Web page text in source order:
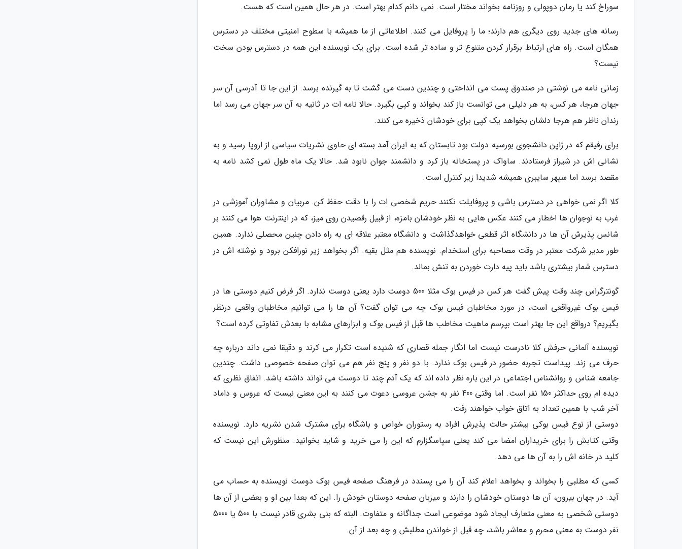
سوراخ کند یا رمان دوپولی و روزنامه بخواند مختار است. نمی دانم کدام بهتر است. در هر حال همین است که هست.
رسانه های جدید روی دیگری هم دارند؛ ما را پروفایل می کنند. اطلاعاتی از ما همیشه با سطوح امنیتی مختلف در دسترس
همگان است. راه های ارتباط برقرار کردن متنوع تر و ساده تر شده است. برای یک نویسنده این همه در دسترس بودن سخت
نیست؟
زمانی نامه می نوشتی در صندوق پست می انداختی و چندین دست می گشت تا به گیرنده برسد. از این جا تا آدرسی آن سر
جهان هرجا، هر کس، به هر دلیلی می توانست باز کند بخواند و کپی بگیرد. حالا نامه ات در ثانیه به آن سر جهان می رسد اما
رندان ناظر هم هرجا دلشان بخواهد یک کپی برای خودشان ذخیره می کنند.
برای رفیقم که در ژاپن دانشجوی بورسیه دولت بود تابستان که به ایران آمد بسته ای حاوی نشریات سیاسی از اروپا رسید و به
نشانی اش در شیراز فرستادند. ساواک در پستخانه باز کرد و دانشمند جوان نابود شد. حالا یک ماه طول نمی کشد نامه به
مقصد برسد اما سپهر سایبری همیشه شدیدا زیر کنترل است.
کلا اگر نمی خواهی در دسترس باشی و پروفایلت نکنند حریم شخصی ات را با دقت حفظ کن. مربیان و مشاوران آموزشی در
غرب به نوجوان ها اخطار می کنند عکس هایی به نظر خودشان بامزه، از قبیل رقصیدن روی میز، که در اینترنت هوا می کنند بر
شانس پذیرش آن ها در دانشگاه اثر قطعی خواهدگذاشت و دانشگاه معتبر علاقه ای به راه دادن چنین محصلی ندارد. همین
طور مدیر شرکت معتبر در وقت مصاحبه برای استخدام. نویسنده هم مثل بقیه. اگر بخواهد زیر نورافکن برود و نوشته اش در
دسترس شمار بیشتری باشد باید پیه دارت خوردن به تنش بمالد.
گونترگراس چند وقت پیش گفت هر کس در فیس بوک مثلا 500 دوست دارد یعنی دوست ندارد. اگر فرض کنیم دوستی ها در
فیس بوک غیرواقعی است، در مورد مخاطبان فیس بوک چه می توان گفت؟ آن ها را می توانیم مخاطبان واقعی درنظر
بگیریم؟ درواقع این جا بهتر است بپرسم ماهیت مخاطب ها قبل از فیس بوک و ابزارهای مشابه با بعدش تفاوتی کرده است؟
نویسنده آلمانی حرفش کلا نادرست نیست اما انگار جمله قصاری که شنیده است تکرار می کرند و دقیقا نمی داند درباره چه
حرف می زند. پیداست تجربه حضور در فیس بوک ندارد. با دو نفر و پنج نفر هم می توان صفحه خصوصی داشت. چندین
جامعه شناس و روانشناس اجتماعی در این باره نظر داده اند که یک آدم چند تا دوست می تواند داشته باشد. اتفاق نظری که
دیده ام روی حداکثر 150 نفر است. اما وقتی 400 نفر به جشن عروسی دعوت می کنند به این معنی نیست که عروس و داماد
آخر شب با همین تعداد به اتاق خواب خواهند رفت.
دوستی از نوع فیس بوکی بیشتر حالت پذیرش افراد به رستوران خواص و باشگاه برای مشترک شدن نشریه دارد. نویسنده
وقتی کتابش را برای خریداران امضا می کند یعنی سپاسگزارم که این را می خرید و شاید بخوانید. منظورش این نیست که
کلید در خانه اش را به آن ها می دهد.
کسی که مطلبی را بخواند و بخواهد اعلام کند آن را می پسندد در فرهنگ صفحه فیس بوک دوست نویسنده به حساب می
آید. در جهان بیرون، آن ها دوستان خودشان را دارند و میزبان صفحه دوستان خودش را. این که بعدا بین او و بعضی از آن ها
دوستی شخصی به معنی متعارف ایجاد شود موضوعی است جداگانه و متفاوت. البته که بنی بشری قادر نیست با 500 یا 5000
نفر دوست به معنی محرم و معاشر باشد، چه قبل از خواندن مطلبش و چه بعد از آن.